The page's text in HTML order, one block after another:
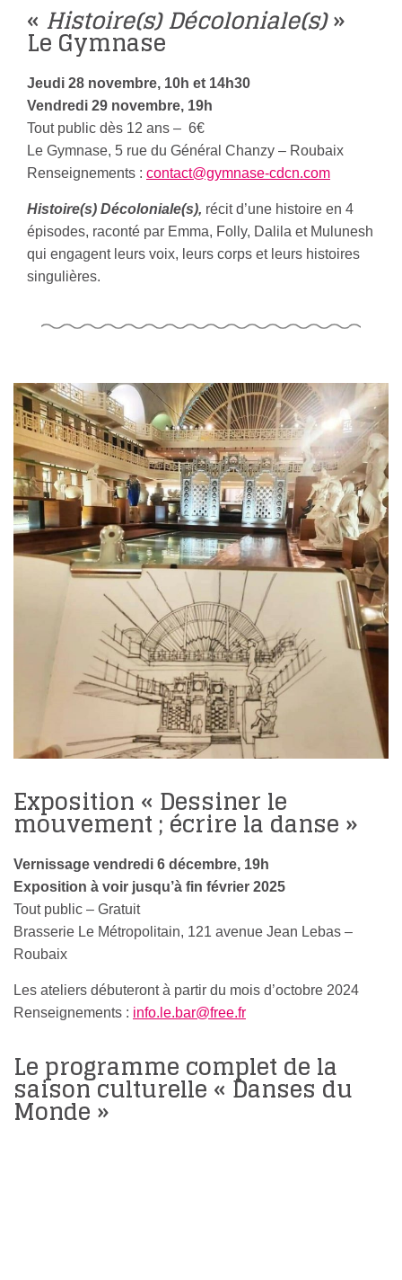
« Histoire(s) Décoloniale(s)»
Le Gymnase
Jeudi 28 novembre, 10h et 14h30
Vendredi 29 novembre, 19h
Tout public dès 12 ans – 6€
Le Gymnase, 5 rue du Général Chanzy – Roubaix
Renseignements : contact@gymnase-cdcn.com
Histoire(s) Décoloniale(s), récit d’une histoire en 4
épisodes, raconté par Emma, Folly, Dalila et Mulunesh
qui engagent leurs voix, leurs corps et leurs histoires
singulières.
Exposition « Dessiner le
mouvement ; écrire la danse »
Vernissage vendredi 6 décembre, 19h
Exposition à voir jusqu’à fin février 2025
Tout public – Gratuit
Brasserie Le Métropolitain, 121 avenue Jean Lebas –
Roubaix
Les ateliers débuteront à partir du mois d’octobre 2024
Renseignements : info.le.bar@free.fr
Le programme complet de la
saison culturelle « Danses du
Monde »